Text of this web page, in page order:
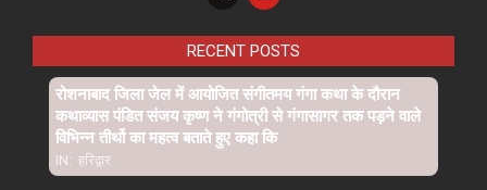
RECENT POSTS
रोशनाबाद जिला जेल में आयोजित संगीतमय गंगा कथा के दौरान
कथाव्यास पंडित संजय कृष्ण ने गंगोत्री से गंगासागर तक पड़ने वाले
विभिन्न तीर्थो का महत्व बताते हुए कहा कि
IN: हरिद्वार